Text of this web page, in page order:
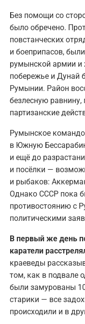
Без помощи со
было обречено.
повстанческих
и боеприпасов,
румынской армии
побережье и Дунай
Румынии. Район
безлесную
партизанские
Румынское
в Южную
и ещё до
и посёлки —
и рыбаков:
Однако СССР пока
противостоянию с
политическими
В первый же день
каратели
краеведы
том, как в подвале
были замурованы
старики — все
происходили и в